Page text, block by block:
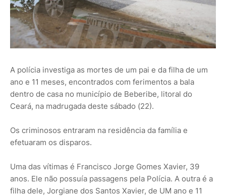
A polícia investiga as mortes de um pai e da filha de um
ano e 11 meses, encontrados com ferimentos a bala
dentro de casa no município de Beberibe, litoral do
Ceará, na madrugada deste sábado (22).
Os criminosos entraram na residência da família e
efetuaram os disparos.
Uma das vítimas é Francisco Jorge Gomes Xavier, 39
anos. Ele não possuía passagens pela Polícia. A outra é a
filha dele, Jorgiane dos Santos Xavier, de UM ano e 11